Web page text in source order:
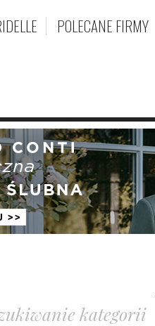
POLECANE FIRMY
kategorii